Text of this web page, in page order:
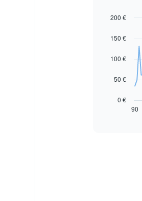
Line
points.
graphique
dessous
Chart
0 €
50 €
100 €
150 €
200 €
90